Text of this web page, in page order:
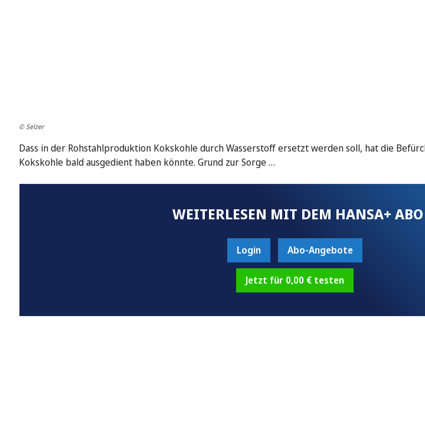
© Selzer
Dass in der Rohstahlproduktion Kokskohle durch Wasserstoff ersetzt werden soll, hat die
Kokskohle bald ausgedient haben könnte. Grund zur Sorge …
WEITERLESEN MIT DEM HANSA+ ABO
Login Abo-Angebote
Jetzt für 0,00 € testen